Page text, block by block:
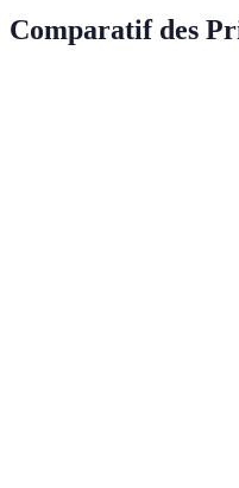
Comparatif des